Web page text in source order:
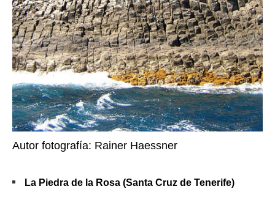
Autor fotografía: Rainer Haessner
La Piedra de la Rosa (Santa Cruz de Tenerife)